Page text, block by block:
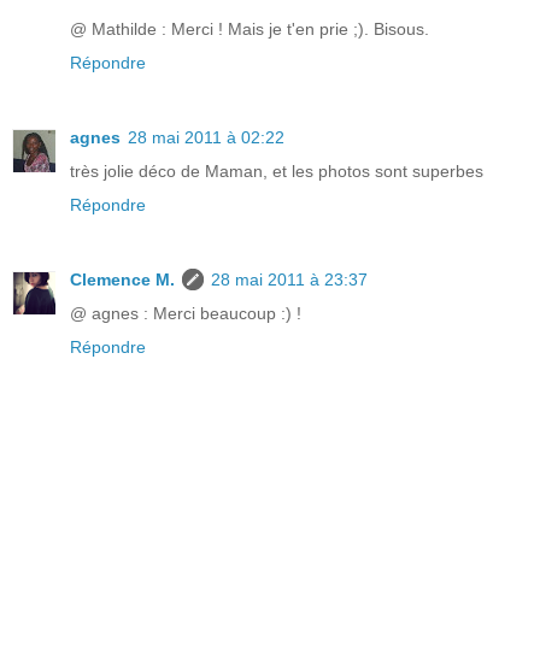
@ Mathilde : Merci ! Mais je t'en prie ;). Bisous.
Répondre
agnes 28 mai 2011 à 02:22
très jolie déco de Maman, et les photos sont superbes
Répondre
Clemence M.
28 mai 2011 à 23:37
@ agnes : Merci beaucoup :) !
Répondre